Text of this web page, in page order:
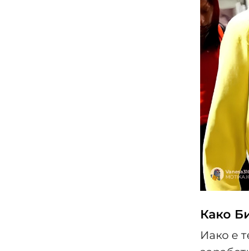
Како
Иако е